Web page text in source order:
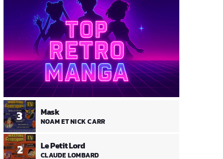
2 Le Petit Lord
CLAUDE LOMBARD
3 Mask
NOAM ET NICK CARR